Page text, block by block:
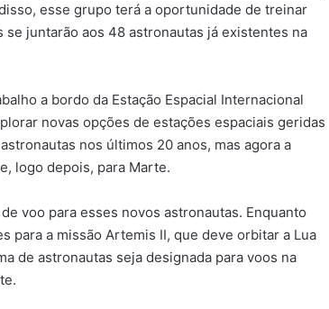
esse grupo terá a oportunidade de treinar
juntarão aos 48 astronautas já existentes na
a bordo da Estação Espacial Internacional
novas opções de estações espaciais geridas
nos últimos 20 anos, mas agora a
logo depois, para Marte.
voo para esses novos astronautas. Enquanto
para a missão Artemis II, que deve orbitar a Lua
de astronautas seja designada para voos na